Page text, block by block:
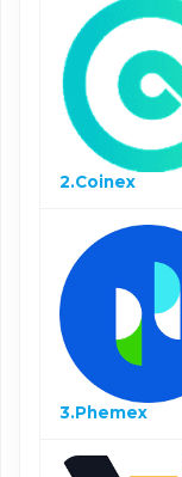
2.Coinex
3.Phemex